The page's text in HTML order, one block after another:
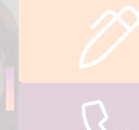
Vous êtes passionnée par
votre métier et présenter
nombre ? Le métier de
vous intéresser ! Ce
spécialisé dans la
littérature, rédige des
l’actualité des différentes
activité pour la presse
radio. Prêt à devenir le